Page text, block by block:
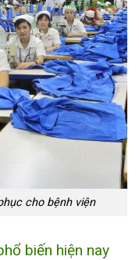
cho bệnh viện
biến hiện nay